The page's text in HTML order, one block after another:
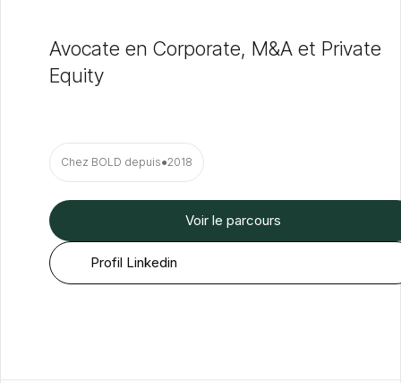
Avocate en Corporate, M&A et Private
Equity
Chez BOLD depuis●2018
Voir le parcours
Profil Linkedin